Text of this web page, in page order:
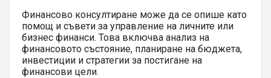
Финансово консултиране може да се опише като
помощ и съвети за управление на личните или
бизнес финанси. Това включва анализ на
финансовото състояние, планиране на бюджета,
инвестиции и стратегии за постигане на
финансови цели.